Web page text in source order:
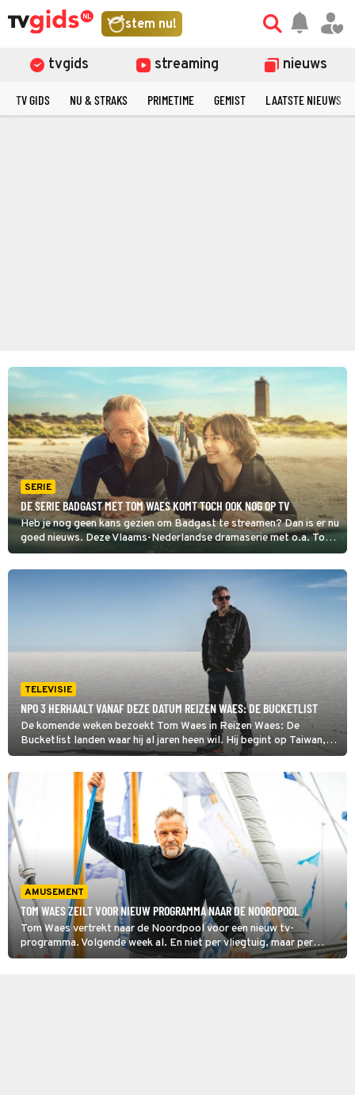
stem nu!
tvgids streaming nieuws
TV GIDS NU & STRAKS PRIMETIME GEMIST LAATSTE NIEUWS
SERIE
DE SERIE BADGAST MET TOM WAES KOMT TOCH OOK NOG OP TV
Heb je nog geen kans gezien om Badgast te streamen? Dan is er nu
goed nieuws. Deze Vlaams-Nederlandse dramaserie met o.a. Tom
Waes komt namelijk op tv.
TELEVISIE
NPO 3 HERHAALT VANAF DEZE DATUM REIZEN WAES: DE BUCKETLIST
De komende weken bezoekt Tom Waes in Reizen Waes: De
Bucketlist landen waar hij al jaren heen wil. Hij begint op Taiwan,
waar hij een levensgevaarlijke vuurwerktraditie ondergaat.
Taiwanezen laten zich door duizenden pijlen onder vuur nemen.
AMUSEMENT
TOM WAES ZEILT VOOR NIEUW PROGRAMMA NAAR DE NOORDPOOL
Tom Waes vertrekt naar de Noordpool voor een nieuw tv-
programma. Volgende week al. En niet per vliegtuig, maar per
zeilboot.